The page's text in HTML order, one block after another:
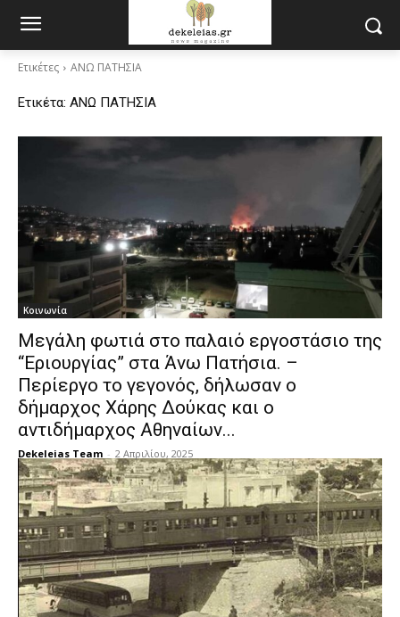
Ετικέτες ΑΝΩ ΠΑΤΗΣΙΑ
Ετικέτα: ΑΝΩ ΠΑΤΗΣΙΑ
Κοινωνία
Μεγάλη φωτιά στο παλαιό εργοστάσιο της
“Εριουργίας” στα Άνω Πατήσια. –
Περίεργο το γεγονός, δήλωσαν ο
δήμαρχος Χάρης Δούκας και ο
αντιδήμαρχος Αθηναίων...
Dekeleias Team - 2 Απριλίου, 2025